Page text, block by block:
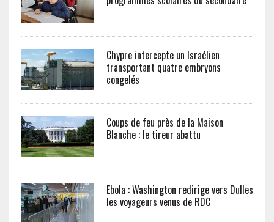
Chypre intercepte un Israélien
transportant quatre embryons
congelés
Coups de feu près de la Maison
Blanche : le tireur abattu
Ebola : Washington redirige vers Dulles
les voyageurs venus de RDC